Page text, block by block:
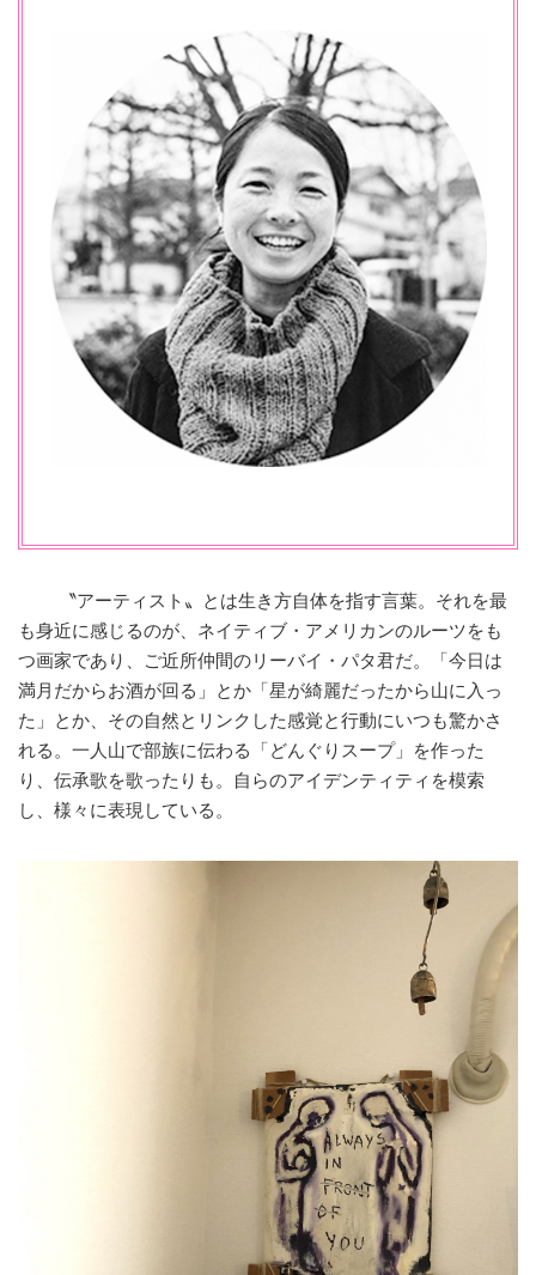
〝アーティスト〟とは生き方自体を指す言葉。それを最
も身近に感じるのが、ネイティブ・アメリカンのルーツをも
つ画家であり、ご近所仲間のリーバイ・パタ君だ。「今日は
満月だからお酒が回る」とか「星が綺麗だったから山に入っ
た」とか、その自然とリンクした感覚と行動にいつも驚かさ
れる。一人山で部族に伝わる「どんぐりスープ」を作った
り、伝承歌を歌ったりも。自らのアイデンティティを模索
し、様々に表現している。